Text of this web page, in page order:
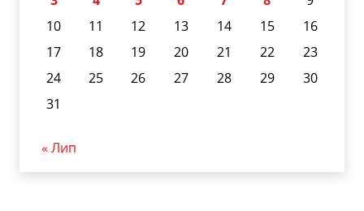
10
11 12 13 14 15
16
17
18 19 20 21 22
23
24
25 26 27 28 29
30
31
« Лип